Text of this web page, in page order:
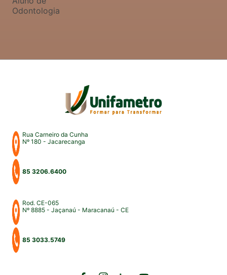
Odontologia
Rua Carneiro da Cunha
Nº 180 - Jacarecanga
85 3206.6400
Rod. CE-065
Nº 8885 - Jaçanaú - Maracanaú - CE
85 3033.5749